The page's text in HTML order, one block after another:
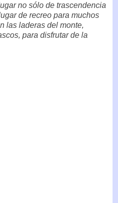
no sólo de trascendencia
de recreo para muchos
las laderas del monte,
para disfrutar de la